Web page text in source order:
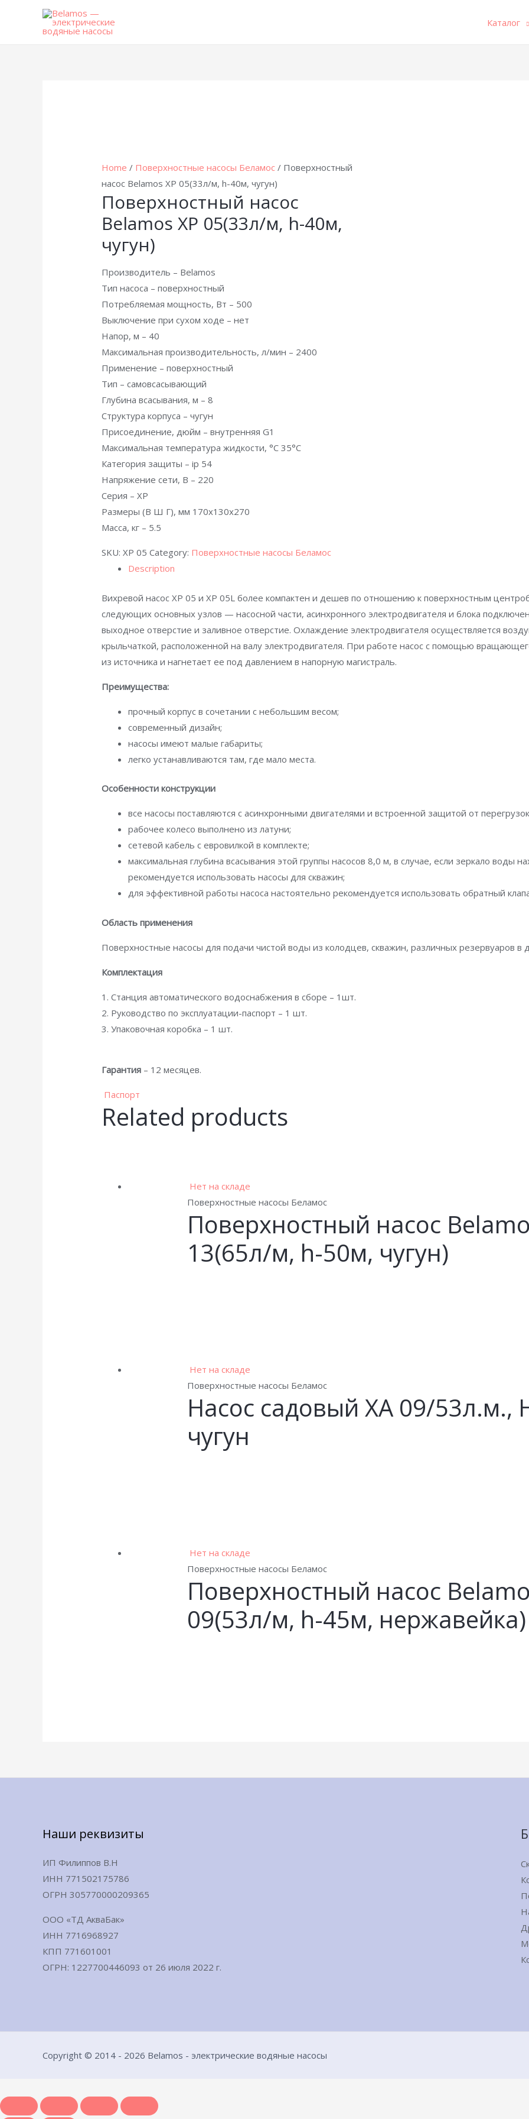
Каталог
Home / Поверхностные насосы Беламос / Поверхностный
насос Belamos XP 05(33л/м, h-40м, чугун)
Поверхностный насос
Belamos XP 05(33л/м, h-40м,
чугун)
Производитель – Belamos
Тип насоса – поверхностный
Потребляемая мощность, Вт – 500
Выключение при сухом ходе – нет
Напор, м – 40
Максимальная производительность, л/мин – 2400
Применение – поверхностный
Тип – самовсасывающий
Глубина всасывания, м – 8
Структура корпуса – чугун
Присоединение, дюйм – внутренняя G1
Максимальная температура жидкости, °С 35°C
Категория защиты – ip 54
Напряжение сети, В – 220
Серия – XP
Размеры (В Ш Г), мм 170х130х270
Масса, кг – 5.5
SKU:XP 05 Category: Поверхностные насосы Беламос
Description
Вихревой насос XP 05 и XP 05L более компактен и дешев по отношению к поверхностным
следующих основных узлов — насосной части, асинхронного электродвигателя и блока
выходное отверстие и заливное отверстие. Охлаждение электродвигателя осуществляется
крыльчаткой, расположенной на валу электродвигателя. При работе насос с помощью
из источника и нагнетает ее под давлением в напорную магистраль.
Преимущества:
прочный корпус в сочетании с небольшим весом;
современный дизайн;
насосы имеют малые габариты;
легко устанавливаются там, где мало места.
Особенности конструкции
все насосы поставляются с асинхронными двигателями и встроенной защитой от
рабочее колесо выполнено из латуни;
сетевой кабель с евровилкой в комплекте;
максимальная глубина всасывания этой группы насосов 8,0 м, в случае, если зеркало воды
рекомендуется использовать насосы для скважин;
для эффективной работы насоса настоятельно рекомендуется использовать обратный
Область применения
Поверхностные насосы для подачи чистой воды из колодцев, скважин, различных резервуаров в
Комплектация
1. Станция автоматического водоснабжения в сборе – 1шт.
2. Руководство по эксплуатации-паспорт – 1 шт.
3. Упаковочная коробка – 1 шт.
Гарантия – 12 месяцев.
Паспорт
Related products
Нет на складе
Поверхностные насосы Беламос
Поверхностный насос
13(65л/м, h-50м, чугун)
Нет на складе
Поверхностные насосы Беламос
Насос садовый XA 09/53л.м.,
чугун
Нет на складе
Поверхностные насосы Беламос
Поверхностный насос
09(53л/м, h-45м, нержавейка)
Наши реквизиты
ИП Филиппов В.Н
ИНН 771502175786
ОГРН 305770000209365
ООО «ТД АкваБак»
ИНН 7716968927
КПП 771601001
ОГРН: 1227700446093 от 26 июля 2022 г.
Copyright © 2014 - 2026 Belamos - электрические водяные насосы